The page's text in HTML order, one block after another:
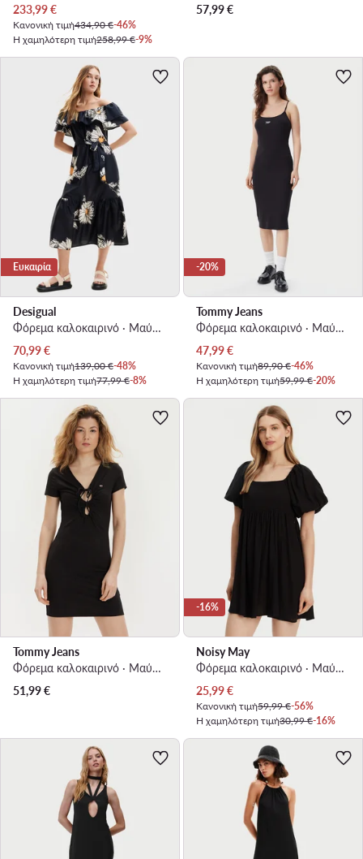
Τρέχουσα τιμή
233,99€
Κανονική τιμή434,90 €-46%
Η χαμηλότερη τιμή258,99 €-9%
57,99€
Ευκαιρία
Desigual
Φόρεμα καλοκαιρινό · Μαύρο · Midi
Τρέχουσα τιμή
70,99€
Κανονική τιμή139,00 €-48%
Η χαμηλότερη τιμή77,99 €-8%
-20%
Tommy Jeans
Φόρεμα καλοκαιρινό · Μαύρο · Midi
Τρέχουσα τιμή
47,99€
Κανονική τιμή89,90 €-46%
Η χαμηλότερη τιμή59,99 €-20%
Tommy Jeans
Φόρεμα καλοκαιρινό · Μαύρο · Mini
51,99€
-16%
Noisy May
Φόρεμα καλοκαιρινό · Μαύρο · Mini
Τρέχουσα τιμή
25,99€
Κανονική τιμή59,99 €-56%
Η χαμηλότερη τιμή30,99 €-16%